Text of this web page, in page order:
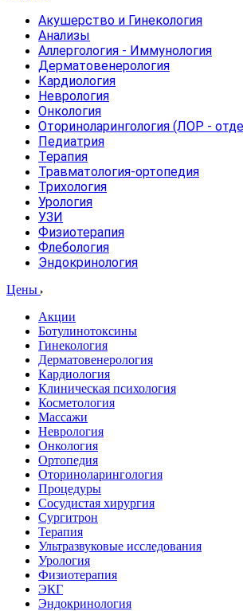
Акушерство и Гинекология
Анализы
Аллергология - Иммунология
Дерматовенерология
Кардиология
Неврология
Онкология
Оториноларингология (ЛОР -
Педиатрия
Терапия
Травматология-ортопедия
Трихология
Урология
УЗИ
Физиотерапия
Флебология
Эндокринология
Цены
Акции
Ботулинотоксины
Гинекология
Дерматовенерология
Кардиология
Клиническая психология
Косметология
Массажи
Неврология
Онкология
Ортопедия
Оториноларингология
Процедуры
Сосудистая хирургия
Сургитрон
Терапия
Ультразвуковые исследования
Урология
Физиотерапия
ЭКГ
Эндокринология